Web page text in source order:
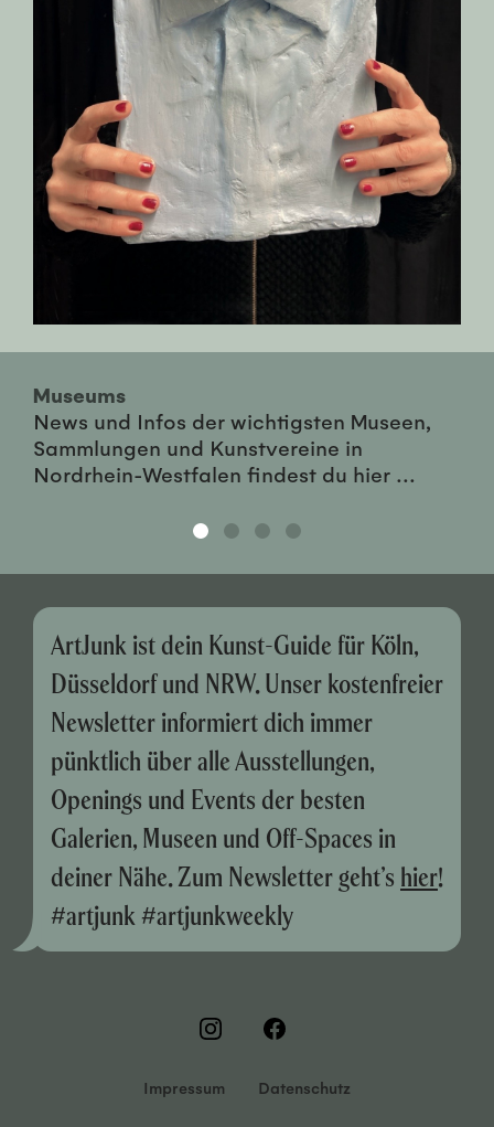
Museums
News und Infos der wichtigsten Museen,
Sammlungen und Kunstvereine in
Nordrhein-Westfalen findest du hier ...
ArtJunk ist dein Kunst-Guide für Köln,
Düsseldorf und NRW. Unser kostenfreier
Newsletter informiert dich immer
pünktlich über alle Ausstellungen,
Openings und Events der besten
Galerien, Museen und Off-Spaces in
deiner Nähe. Zum Newsletter geht’s hier!
#artjunk #artjunkweekly
Impressum Datenschutz